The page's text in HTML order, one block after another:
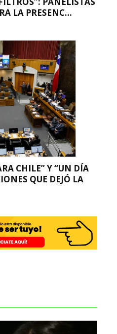
LA PRESENC...
CHILE” Y “UN DÍA
QUE DEJÓ LA